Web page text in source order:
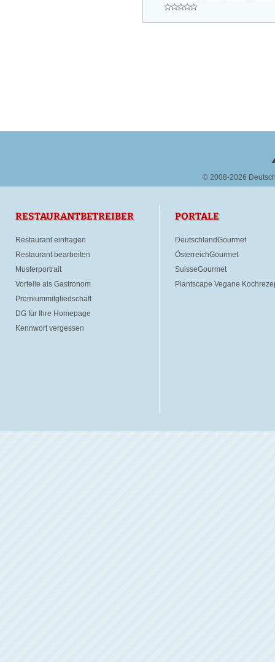
© 2008-2026
RESTAURANTBETREIBER
Restaurant eintragen
Restaurant bearbeiten
Musterportrait
Vorteile als Gastronom
Premiummitgliedschaft
DG für Ihre Homepage
Kennwort vergessen
PORTALE
DeutschlandGourmet
ÖsterreichGourmet
SuisseGourmet
Plantscape Vegane